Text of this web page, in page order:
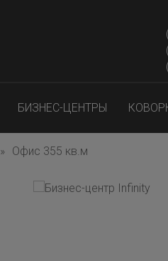
БИЗНЕС-ЦЕНТРЫ
» Офис 355 кв.м